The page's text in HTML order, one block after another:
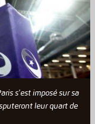
s'est imposé sur sa
leur quart de